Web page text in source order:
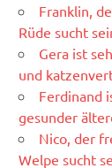
Franklin,
Rüde sucht
Gera ist
und
Ferdinand
gesunder
Nico, der
Welpe sucht